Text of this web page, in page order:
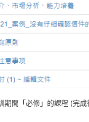
間「必修」的課程 (完